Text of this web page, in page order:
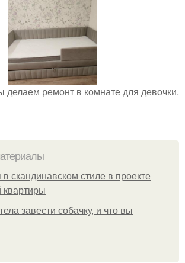
делаем ремонт в комнате для девочки.
в скандинавском стиле в проекте
квартиры
завести собачку, и что вы